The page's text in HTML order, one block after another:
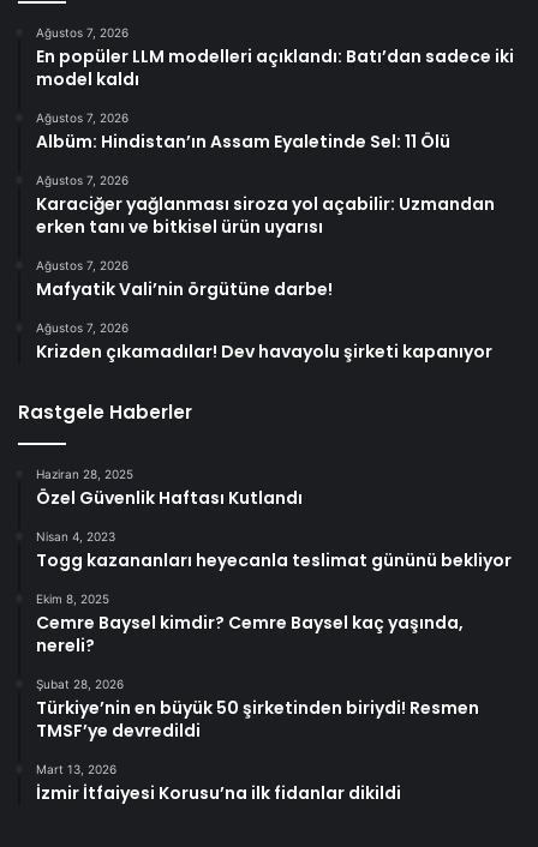
Ağustos 7, 2026
En popüler LLM modelleri açıklandı: Batı’dan sadece iki
model kaldı
Ağustos 7, 2026
Albüm: Hindistan’ın Assam Eyaletinde Sel: 11 Ölü
Ağustos 7, 2026
Karaciğer yağlanması siroza yol açabilir: Uzmandan
erken tanı ve bitkisel ürün uyarısı
Ağustos 7, 2026
Mafyatik Vali’nin örgütüne darbe!
Ağustos 7, 2026
Krizden çıkamadılar! Dev havayolu şirketi kapanıyor
Rastgele Haberler
Haziran 28, 2025
Özel Güvenlik Haftası Kutlandı
Nisan 4, 2023
Togg kazananları heyecanla teslimat gününü bekliyor
Ekim 8, 2025
Cemre Baysel kimdir? Cemre Baysel kaç yaşında,
nereli?
Şubat 28, 2026
Türkiye’nin en büyük 50 şirketinden biriydi! Resmen
TMSF’ye devredildi
Mart 13, 2026
İzmir İtfaiyesi Korusu’na ilk fidanlar dikildi